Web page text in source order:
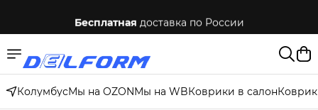
Бесплатная доставка по России
КолумбусМы на OZONМы на WBКоврики в салон